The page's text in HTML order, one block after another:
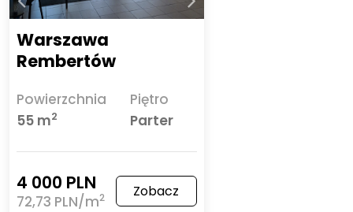
Warszawa
Rembertów
Powierzchnia
55 m2
Piętro
Parter
4 000 PLN
72,73 PLN/m2 Zobacz